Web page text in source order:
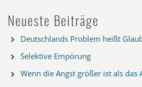
Neueste Beiträge
Deutschlands Problem heißt
Selektive Empörung
Wenn die Angst größer ist als das